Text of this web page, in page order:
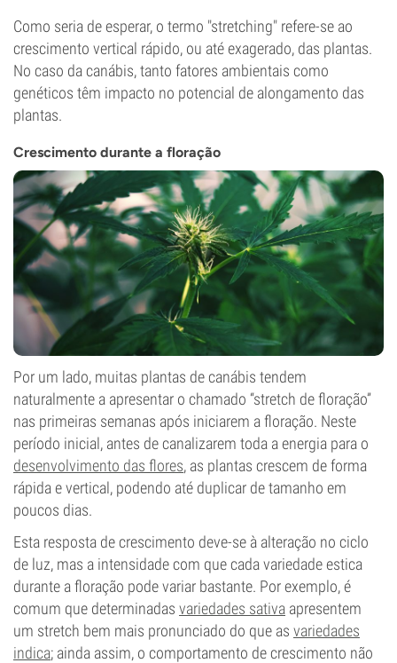
Como seria de esperar, o termo "stretching" refere-se ao
crescimento vertical rápido, ou até exagerado, das plantas.
No caso da canábis, tanto fatores ambientais como
genéticos têm impacto no potencial de alongamento das
plantas.
Crescimento durante a floração
Por um lado, muitas plantas de canábis tendem
naturalmente a apresentar o chamado “stretch de floração”
nas primeiras semanas após iniciarem a floração. Neste
período inicial, antes de canalizarem toda a energia para o
desenvolvimento das flores, as plantas crescem de forma
rápida e vertical, podendo até duplicar de tamanho em
poucos dias.
Esta resposta de crescimento deve-se à alteração no ciclo
de luz, mas a intensidade com que cada variedade estica
durante a floração pode variar bastante. Por exemplo, é
comum que determinadas variedades sativa apresentem
um stretch bem mais pronunciado do que as variedades
indica; ainda assim, o comportamento de crescimento não